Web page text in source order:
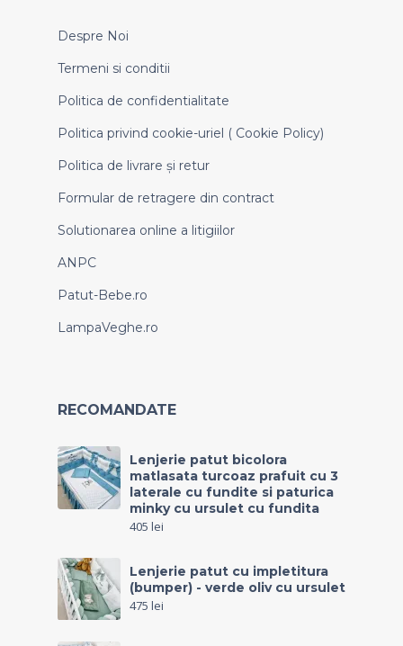
Despre Noi
Termeni si conditii
Politica de confidentialitate
Politica privind cookie-uriel ( Cookie Policy)
Politica de livrare și retur
Formular de retragere din contract
Solutionarea online a litigiilor
ANPC
Patut-Bebe.ro
LampaVeghe.ro
RECOMANDATE
Lenjerie patut bicolora
matlasata turcoaz prafuit cu 3
laterale cu fundite si paturica
minky cu ursulet cu fundita
405 lei
Lenjerie patut cu impletitura
(bumper) - verde oliv cu ursulet
475 lei